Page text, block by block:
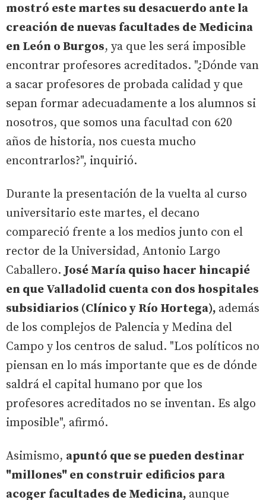
mostró este martes su desacuerdo ante la
creación de nuevas facultades de Medicina
en León o Burgos, ya que les será imposible
encontrar profesores acreditados. "¿Dónde van
a sacar profesores de probada calidad y que
sepan formar adecuadamente a los alumnos si
nosotros, que somos una facultad con 620
años de historia, nos cuesta mucho
encontrarlos?", inquirió.
Durante la presentación de la vuelta al curso
universitario este martes, el decano
compareció frente a los medios junto con el
rector de la Universidad, Antonio Largo
Caballero. José María quiso hacer hincapié
en que Valladolid cuenta con dos hospitales
subsidiarios (Clínico y Río Hortega), además
de los complejos de Palencia y Medina del
Campo y los centros de salud. "Los políticos no
piensan en lo más importante que es de dónde
saldrá el capital humano por que los
profesores acreditados no se inventan. Es algo
imposible", afirmó.
Asimismo, apuntó que se pueden destinar
"millones" en construir edificios para
acoger facultades de Medicina, aunque